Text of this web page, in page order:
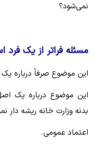
نمی‌شود؟
‌مسئله فراتر از یک فرد
این موضوع صرفاً درباره
‌این موضوع درباره یک
بدنه وزارت خانه ریشه دار
اعتماد عمومی.